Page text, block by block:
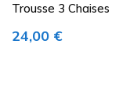
Trousse 3 Chaises
Prix
24,00 €